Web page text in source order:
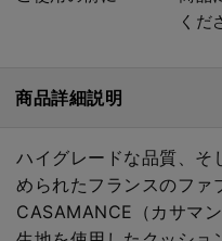
くだ
商品詳細説明
ハイグレードな品質、そ
められたフランスのファ
CASAMANCE（カサマ